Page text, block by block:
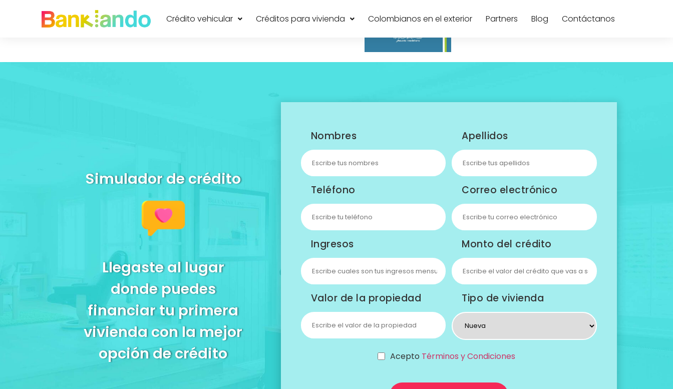
Crédito vehicular Créditos para vivienda Colombianos en el exterior Partners Blog Contáctanos
Simulador de crédito
Llegaste al lugar
donde puedes
financiar tu primera
vivienda con la mejor
opción de crédito
Nombres Apellidos
Teléfono Correo electrónico
Ingresos Monto del crédito
Valor de la propiedad Tipo de vivienda
Acepto Términos y Condiciones